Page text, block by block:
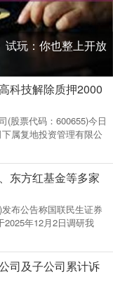
试玩：你也整上开放
科技解除质押2000
(股票代码：600655)今日
属复地投资管理有限公
东方红基金等多家
布公告称国联民生证券
年12月2日调研我
司及子公司累计诉